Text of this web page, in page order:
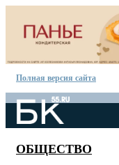
Полная версия сайта
ОБЩЕСТВО